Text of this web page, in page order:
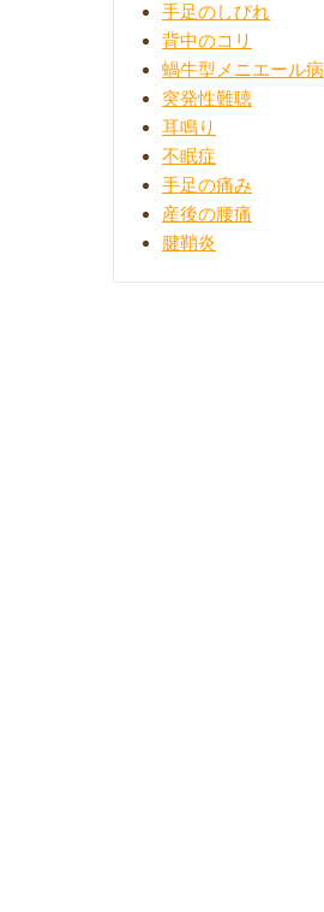
手足のしびれ
背中のコリ
蝸牛型メニエール病
突発性難聴
耳鳴り
不眠症
手足の痛み
産後の腰痛
腱鞘炎